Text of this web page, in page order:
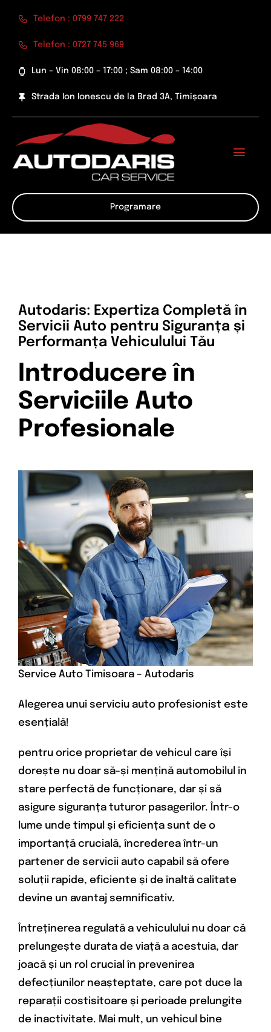
content
Telefon : 0799 747 222
Telefon : 0727 745 969
Lun – Vin 08:00 – 17:00 ; Sam 08:00 – 14:00
Strada Ion Ionescu de la Brad 3A, Timișoara
Contact
Programare
Autodaris: Expertiza Completă în
Servicii Auto pentru Siguranța și
Performanța Vehiculului Tău
Introducere în
Serviciile Auto
Profesionale
Service Auto Timisoara – Autodaris
Alegerea unui serviciu auto profesionist este
esențială!
pentru orice proprietar de vehicul care își
dorește nu doar să-și mențină automobilul în
stare perfectă de funcționare, dar și să
asigure siguranța tuturor pasagerilor. Într-o
lume unde timpul și eficiența sunt de o
importanță crucială, încrederea într-un
partener de servicii auto capabil să ofere
soluții rapide, eficiente și de înaltă calitate
devine un avantaj semnificativ.
Întreținerea regulată a vehiculului nu doar că
prelungește durata de viață a acestuia, dar
joacă și un rol crucial în prevenirea
defecțiunilor neașteptate, care pot duce la
reparații costisitoare și perioade prelungite
de inactivitate. Mai mult, un vehicul bine